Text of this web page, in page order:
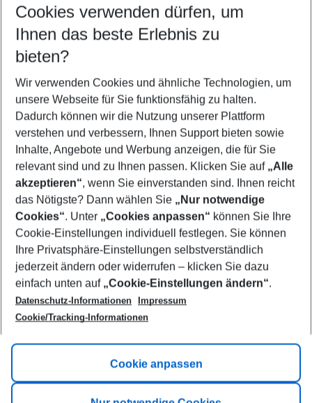
Customize your offer
Find the perfect deal which suits your best
Your departure airport
Any airport
Select your date range
11/08/26–09/08/27 5-8 nights
Who will travel
2 adults No children
Show more filter
Footer
Footer navigation
Title A
Link A
Cookies verwenden dürfen, um
Ihnen das beste Erlebnis zu
bieten?
Wir verwenden Cookies und ähnliche Technologien, um
unsere Webseite für Sie funktionsfähig zu halten.
Dadurch können wir die Nutzung unserer Plattform
verstehen und verbessern, Ihnen Support bieten sowie
Inhalte, Angebote und Werbung anzeigen, die für Sie
relevant sind und zu Ihnen passen. Klicken Sie auf „Alle
akzeptieren“, wenn Sie einverstanden sind. Ihnen reicht
das Nötigste? Dann wählen Sie „Nur notwendige
Cookies“. Unter „Cookies anpassen“ können Sie Ihre
Cookie-Einstellungen individuell festlegen. Sie können
Ihre Privatsphäre-Einstellungen selbstverständlich
jederzeit ändern oder widerrufen – klicken Sie dazu
einfach unten auf „Cookie-Einstellungen ändern“.
Datenschutz-Informationen
Impressum
Cookie/Tracking-Informationen
Cookie anpassen